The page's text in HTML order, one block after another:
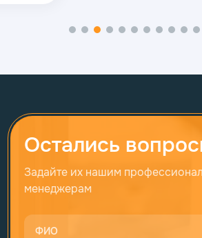
Остались
Задайте их нашим
менеджерам
ФИО